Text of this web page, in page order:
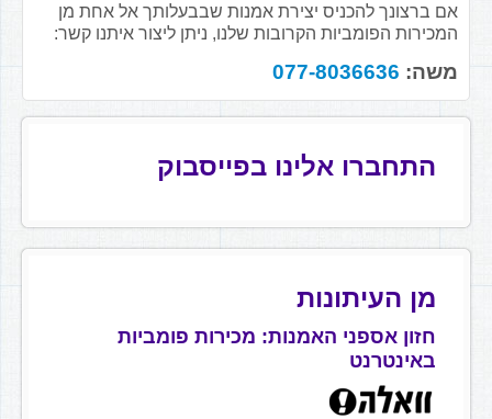
אם ברצונך להכניס יצירת אמנות שבבעלותך אל אחת מן
המכירות הפומביות הקרובות שלנו, ניתן ליצור איתנו קשר:
משה: 077-8036636
התחברו אלינו בפייסבוק
מן העיתונות
חזון אספני האמנות: מכירות פומביות
באינטרנט